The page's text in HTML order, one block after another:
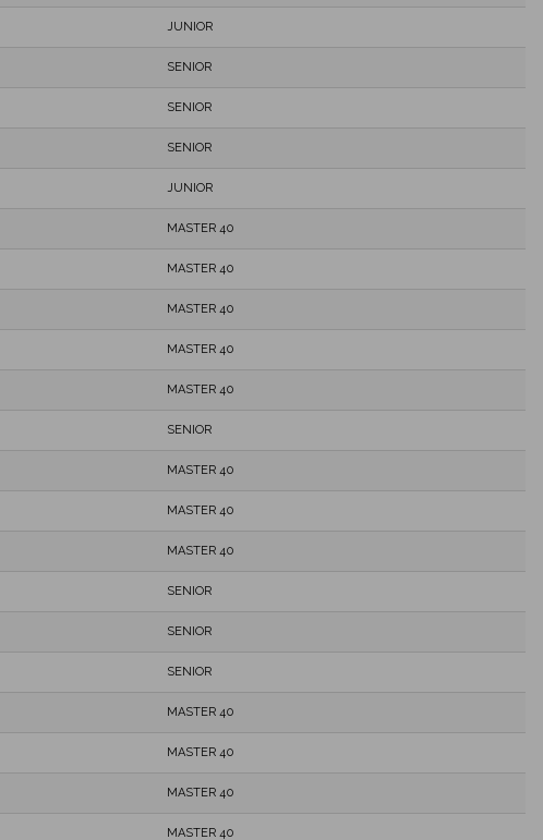
JUNIOR
SENIOR
SENIOR
SENIOR
JUNIOR
MASTER 40
MASTER 40
MASTER 40
MASTER 40
MASTER 40
SENIOR
MASTER 40
MASTER 40
MASTER 40
SENIOR
SENIOR
SENIOR
MASTER 40
MASTER 40
MASTER 40
MASTER 40